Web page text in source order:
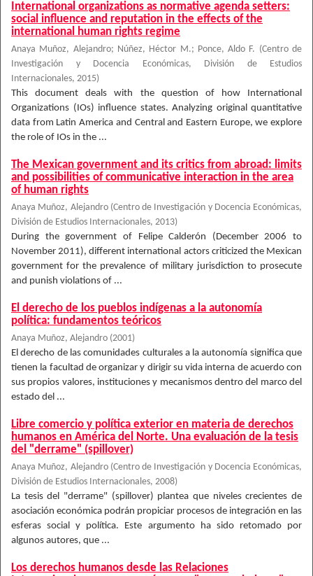
International organizations as normative agenda setters:
social influence and reputation in the effects of the
international human rights regime
Anaya Muñoz, Alejandro; Núñez, Héctor M.; Ponce, Aldo F. (Centro de
Investigación y Docencia Económicas, División de Estudios
Internacionales, 2015)
This document deals with the question of how International
Organizations (IOs) influence states. Analyzing original quantitative
data from Latin America and Central and Eastern Europe, we explore
the role of IOs in the ...
The Mexican government and its critics from abroad: limits
and possibilities of communicative interaction in the area
of human rights
Anaya Muñoz, Alejandro (Centro de Investigación y Docencia Económicas,
División de Estudios Internacionales, 2013)
During the government of Felipe Calderón (December 2006 to
November 2011), different international actors criticized the Mexican
government for the prevalence of military jurisdiction to prosecute
and punish violations of ...
El derecho de los pueblos indígenas a la autonomía
política: fundamentos teóricos
Anaya Muñoz, Alejandro (2001)
El derecho de las comunidades culturales a la autonomía significa que
tienen la facultad de organizar y dirigir su vida interna de acuerdo con
sus propios valores, instituciones y mecanismos dentro del marco del
estado del ...
Libre comercio y política exterior en materia de derechos
humanos en América del Norte. Una evaluación de la tesis
del "derrame" (spillover)
Anaya Muñoz, Alejandro (Centro de Investigación y Docencia Económicas,
División de Estudios Internacionales, 2008)
La tesis del "derrame" (spillover) plantea que niveles crecientes de
asociación económica podrán propiciar procesos de integración en las
esferas social y política. Este argumento ha sido retomado por
algunos autores, que ...
Los derechos humanos desde las Relaciones